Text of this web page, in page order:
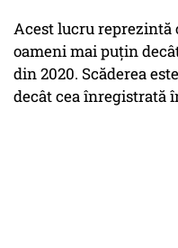
Acest lucru reprezintă
oameni mai puţin
din 2020. Scăderea
decât cea înregistrată